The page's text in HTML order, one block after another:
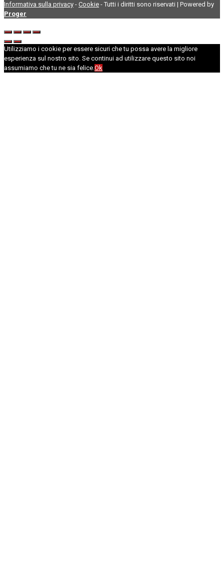
Informativa sulla privacy - Cookie - Tutti i diritti sono riservati | Powered by
Proger
Utilizziamo i cookie per essere sicuri che tu possa avere la migliore
esperienza sul nostro sito. Se continui ad utilizzare questo sito noi
assumiamo che tu ne sia felice.Ok